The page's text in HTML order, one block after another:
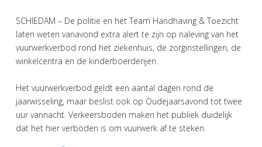
SCHIEDAM – De politie en het Team Handhaving & Toezicht
laten weten vanavond extra alert te zijn op naleving van het
vuurwerkverbod rond het ziekenhuis, de zorginstellingen, de
winkelcentra en de kinderboerderijen.
Het vuurwerkverbod geldt een aantal dagen rond de
jaarwisseling, maar beslist ook op Oudejaarsavond tot twee
uur vannacht. Verkeersboden maken het publiek duidelijk
dat het hier verboden is om vuurwerk af te steken.